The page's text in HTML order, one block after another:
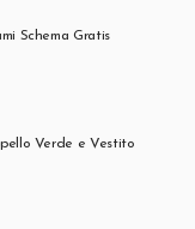
Schema Gratis
Verde e Vestito